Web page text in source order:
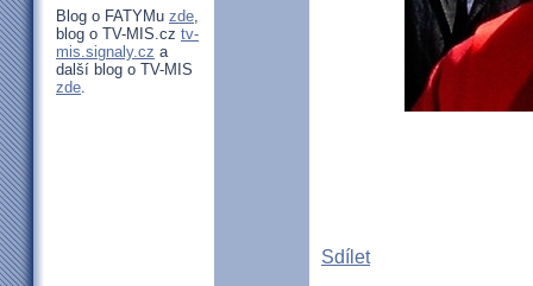
Blog o FATYMu zde,
blog o TV-MIS.cz tv-
mis.signaly.cz a
další blog o TV-MIS
zde.
Sdílet